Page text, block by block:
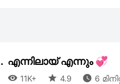
എന്നിലായ് എന്നും 💞
 11K+  4.9  6